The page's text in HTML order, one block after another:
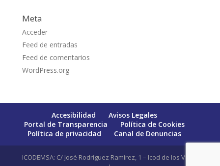
Meta
Acceder
Feed de entradas
Feed de comentarios
WordPress.org
Accesibilidad
Avisos Legales
Portal de Transparencia
Política de Cookies
Política de privacidad
Canal de Denuncias
ICODEMSA: C/ José Rodríguez Ramírez, 1 – Icod de los Vinos